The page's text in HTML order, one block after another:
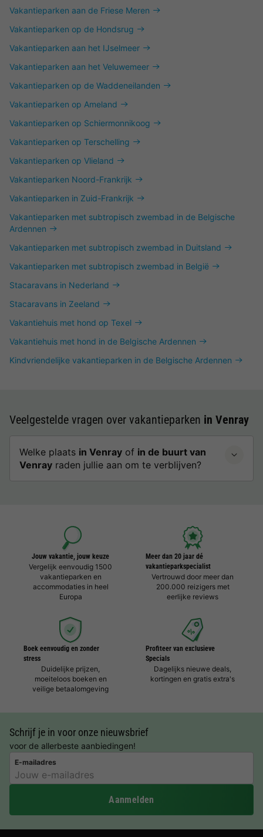
Vakantieparken aan de Friese Meren
Vakantieparken op de Hondsrug
Vakantieparken aan het IJselmeer
Vakantieparken aan het Veluwemeer
Vakantieparken op de Waddeneilanden
Vakantieparken op Ameland
Vakantieparken op Schiermonnikoog
Vakantieparken op Terschelling
Vakantieparken op Vlieland
Vakantieparken Noord-Frankrijk
Vakantieparken in Zuid-Frankrijk
Vakantieparken met subtropisch zwembad in de Belgische
Ardennen
Vakantieparken met subtropisch zwembad in Duitsland
Vakantieparken met subtropisch zwembad in België
Stacaravans in Nederland
Stacaravans in Zeeland
Vakantiehuis met hond op Texel
Vakantiehuis met hond in de Belgische Ardennen
Kindvriendelijke vakantieparken in de Belgische Ardennen
Veelgestelde vragen over vakantieparken in Venray
Welke plaats in Venray of in de buurt van
Venray raden jullie aan om te verblijven?
Jouw vakantie, jouw keuze
Vergelijk eenvoudig 1500
vakantieparken en
accommodaties in heel
Europa
Meer dan 20 jaar dé
vakantieparkspecialist
Vertrouwd door meer dan
200.000 reizigers met
eerlijke reviews
Boek eenvoudig en zonder
stress
Duidelijke prijzen,
moeiteloos boeken en
veilige betaalomgeving
Profiteer van exclusieve
Specials
Dagelijks nieuwe deals,
kortingen en gratis extra's
Schrijf je in voor onze nieuwsbrief
voor de allerbeste aanbiedingen!
E-mailadres
Aanmelden